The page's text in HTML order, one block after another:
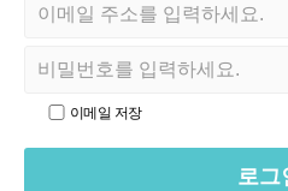
이메일 저장
로그